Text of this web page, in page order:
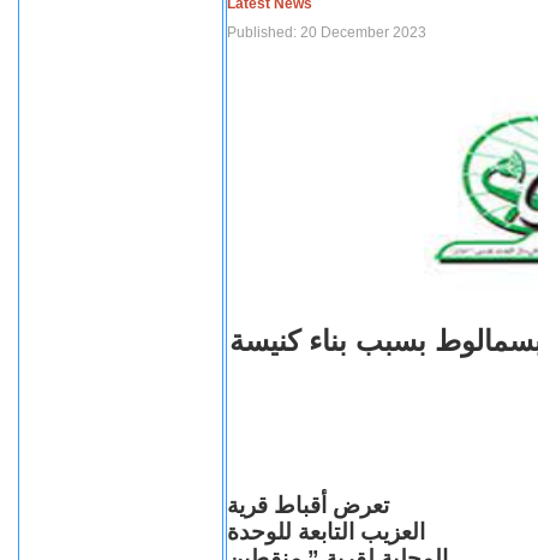
Latest News
Published: 20 December 2023
بسبب بناء كنيسة
تعرض أقباط قرية
العزيب التابعة للوحدة